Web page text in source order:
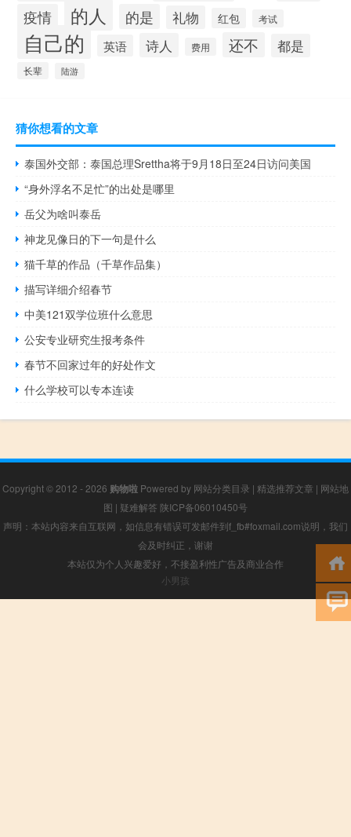
疫情 的人 的是 礼物 红包 考试
自己的 英语 诗人 费用 还不 都是
长辈 陆游
猜你想看的文章
泰国外交部：泰国总理Srettha将于9月18日至24日访问美国
“身外浮名不足忙”的出处是哪里
岳父为啥叫泰岳
神龙见像日的下一句是什么
猫千草的作品（千草作品集）
描写详细介绍春节
中美121双学位班什么意思
公安专业研究生报考条件
春节不回家过年的好处作文
什么学校可以专本连读
Copyright © 2012 - 2026 购物啦 Powered by 网站分类目录 | 精选推荐文章 | 网站地
图 | 疑难解答 陕ICP备06010450号
声明：本站内容来自互联网，如信息有错误可发邮件到f_fb#foxmail.com说明，我们
会及时纠正，谢谢
本站仅为个人兴趣爱好，不接盈利性广告及商业合作
小男孩